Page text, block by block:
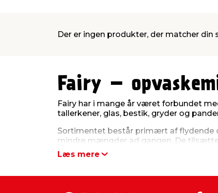
Der er ingen produkter, der matcher din
Fairy –
Fairy har i mange år været forbundet
tallerkener, glas, bestik, gryder og
Sortimentet består primært af flydende
mindre mængder ad gangen. De
Læs mere